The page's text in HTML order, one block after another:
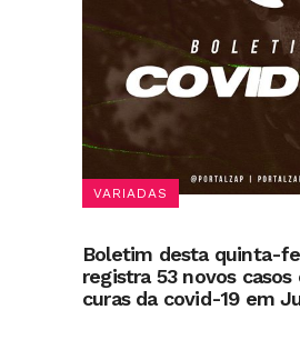
VARIADAS
Boletim desta quinta-
registra 53 novos casos
curas da covid-19 em